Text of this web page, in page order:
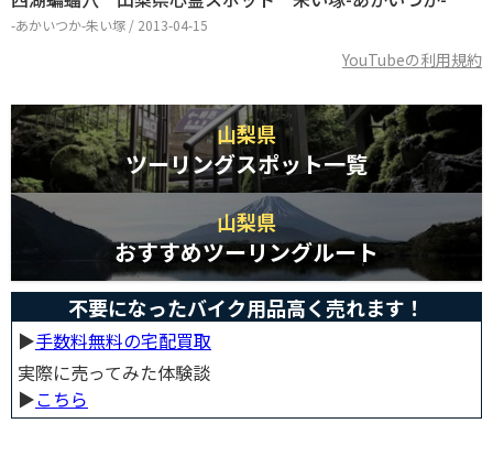
-あかいつか-朱い塚 / 2013-04-15
YouTubeの利用規約
山梨県
ツーリングスポット一覧
山梨県
おすすめツーリングルート
不要になったバイク用品高く売れます！
▶︎手数料無料の宅配買取
実際に売ってみた体験談
▶︎こちら